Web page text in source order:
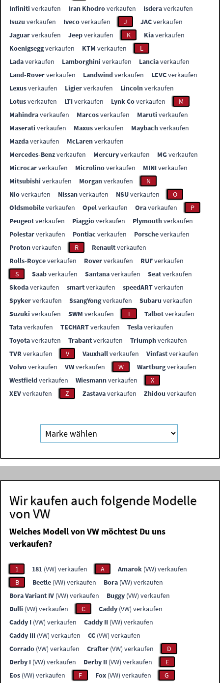
Infiniti verkaufen Iran Khodroverkaufen Isderaverkaufen
Isuzu verkaufen Ivecoverkaufen J JACverkaufen
Jaguarverkaufen Jeepverkaufen K Kiaverkaufen
Koenigseggverkaufen KTM verkaufen
L
Ladaverkaufen Lamborghini verkaufen Lanciaverkaufen
Land-Roververkaufen Landwindverkaufen LEVCverkaufen
Lexusverkaufen Ligierverkaufen Lincolnverkaufen
Lotusverkaufen LTIverkaufen Lynk Coverkaufen
M
Mahindraverkaufen Marcosverkaufen Maruti verkaufen
Maserati verkaufen Maxusverkaufen Maybachverkaufen
Mazdaverkaufen McLarenverkaufen
Mercedes-Benzverkaufen Mercuryverkaufen MGverkaufen
Microcarverkaufen Microlinoverkaufen MINIverkaufen
Mitsubishi verkaufen Morganverkaufen
N
Nioverkaufen Nissanverkaufen NSUverkaufen
O
Oldsmobileverkaufen Opelverkaufen Oraverkaufen
P
Peugeotverkaufen Piaggioverkaufen Plymouthverkaufen
Polestarverkaufen Pontiac verkaufen Porscheverkaufen
Protonverkaufen R Renaultverkaufen
Rolls-Royceverkaufen Roververkaufen RUFverkaufen
S
Saabverkaufen Santanaverkaufen Seatverkaufen
Skodaverkaufen smartverkaufen speedARTverkaufen
Spykerverkaufen SsangYongverkaufen Subaru verkaufen
Suzuki verkaufen SWM verkaufen T Talbotverkaufen
Tataverkaufen TECHARTverkaufen Teslaverkaufen
Toyotaverkaufen Trabantverkaufen Triumphverkaufen
TVR verkaufen V Vauxhallverkaufen Vinfastverkaufen
Volvoverkaufen VWverkaufen W Wartburgverkaufen
Westfieldverkaufen Wiesmannverkaufen
X
XEVverkaufen Z Zastavaverkaufen Zhidou verkaufen
Wir kaufen auch folgende Modelle
von VW
Welches Modell von VW möchtest Du uns
verkaufen?
1 181 (VW) verkaufen A Amarok (VW) verkaufen
B
Beetle (VW) verkaufen Bora (VW) verkaufen
Bora Variant IV (VW) verkaufen Buggy (VW) verkaufen
Bulli (VW) verkaufen C Caddy (VW) verkaufen
Caddy I (VW) verkaufen Caddy II (VW) verkaufen
Caddy III (VW) verkaufen CC (VW) verkaufen
Corrado (VW) verkaufen Crafter (VW) verkaufen
D
Derby I (VW) verkaufen Derby II (VW) verkaufen
E
Eos (VW) verkaufen F Fox (VW) verkaufen G